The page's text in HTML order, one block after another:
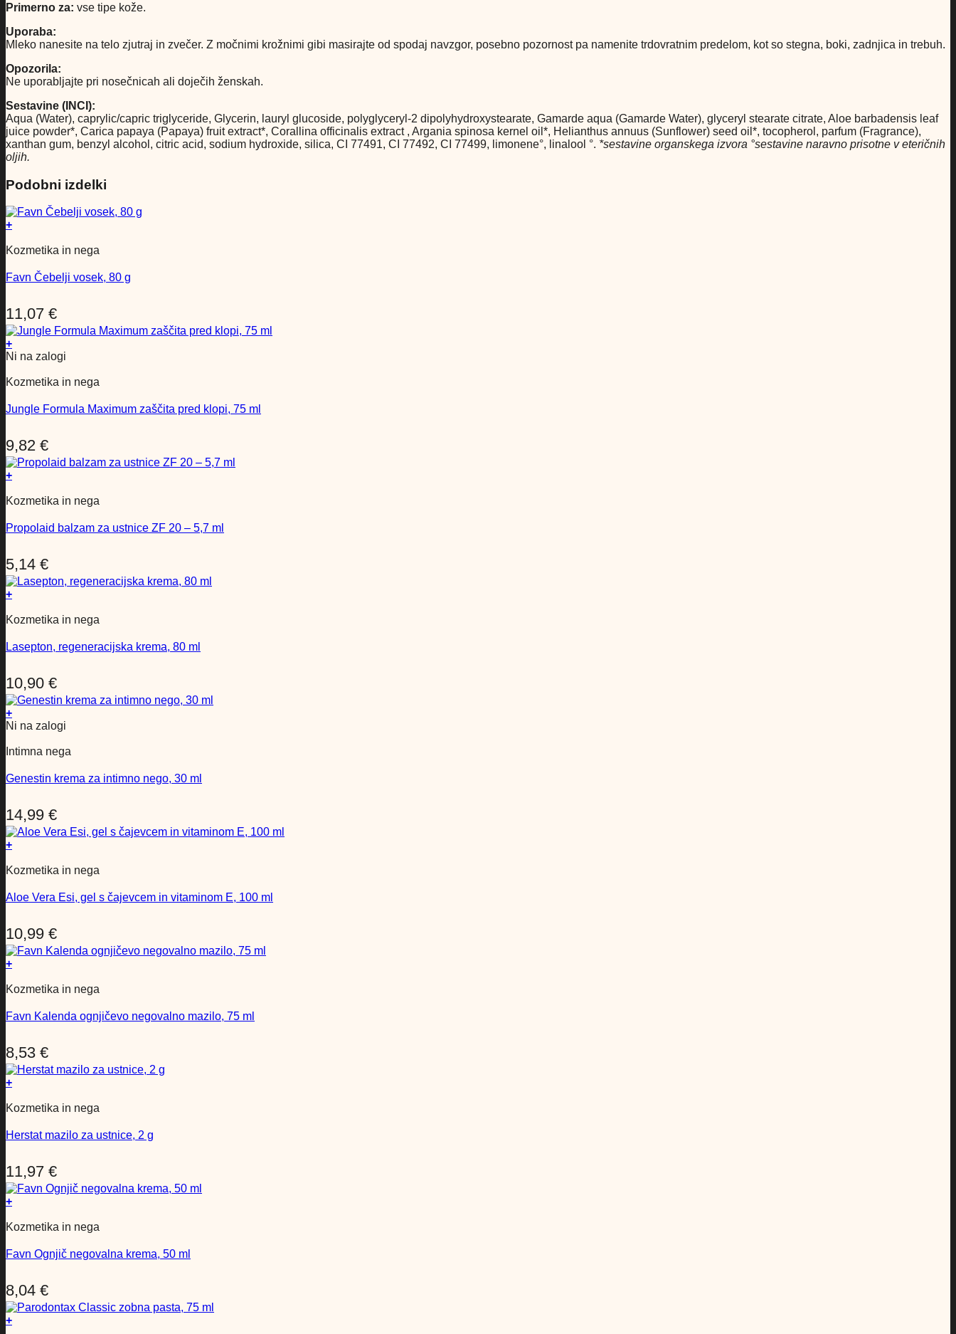
Primerno za: vse tipe kože.
Uporaba:
Mleko nanesite na telo zjutraj in zvečer. Z močnimi krožnimi gibi masirajte od spodaj navzgor, posebno pozornost pa namenite trdovratnim predelom, kot so stegna, boki, zadnjica in trebuh.
Opozorila:
Ne uporabljajte pri nosečnicah ali doječih ženskah.
Sestavine (INCI):
Aqua (Water), caprylic/capric triglyceride, Glycerin, lauryl glucoside, polyglyceryl-2 dipolyhydroxystearate, Gamarde aqua (Gamarde Water), glyceryl stearate citrate, Aloe barbadensis leaf
juice powder*, Carica papaya (Papaya) fruit extract*, Corallina officinalis extract , Argania spinosa kernel oil*, Helianthus annuus (Sunflower) seed oil*, tocopherol, parfum (Fragrance),
xanthan gum, benzyl alcohol, citric acid, sodium hydroxide, silica, CI 77491, CI 77492, CI 77499, limonene°, linalool °. *sestavine organskega izvora °sestavine naravno prisotne v eteričnih
oljih.
Podobni izdelki
+
Kozmetika in nega
Favn Čebelji vosek, 80 g
11,07 €
+
Ni na zalogi
Kozmetika in nega
Jungle Formula Maximum zaščita pred klopi, 75 ml
9,82 €
+
Kozmetika in nega
Propolaid balzam za ustnice ZF 20 – 5,7 ml
5,14 €
+
Kozmetika in nega
Lasepton, regeneracijska krema, 80 ml
10,90 €
+
Ni na zalogi
Intimna nega
Genestin krema za intimno nego, 30 ml
14,99 €
+
Kozmetika in nega
Aloe Vera Esi, gel s čajevcem in vitaminom E, 100 ml
10,99 €
+
Kozmetika in nega
Favn Kalenda ognjičevo negovalno mazilo, 75 ml
8,53 €
+
Kozmetika in nega
Herstat mazilo za ustnice, 2 g
11,97 €
+
Kozmetika in nega
Favn Ognjič negovalna krema, 50 ml
8,04 €
+